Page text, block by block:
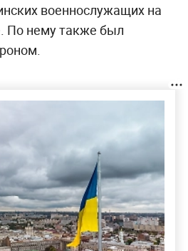
военнослужащих на
По нему также был